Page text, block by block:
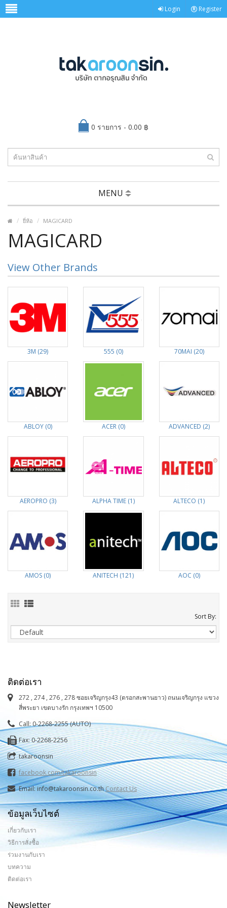
Login Register
0 รายการ - 0.00 ฿
MENU
ยี่ห้อ MAGICARD
MAGICARD
View Other Brands
3M (29) 555 (0) 70MAI (20)
ABLOY (0) ACER (0) ADVANCED (2)
AEROPRO (3) ALPHA TIME (1) ALTECO (1)
AMOS (0) ANITECH (121) AOC (0)
Sort By:
ติดต่อเรา
272 , 274 , 276 , 278 ซอยเจริญกรุง43 (ตรอกสะพานยาว) ถนนเจริญกรุง แขวง
สี่พระยา เขตบางรัก กรุงเทพฯ 10500
Call: 0-2268-2255 (AUTO)
Fax: 0-2268-2256
takaroonsin
facebook.com/takaroonsin
Email: info@takaroonsin.co.thContact Us
ข้อมูลเว็บไซต์
เกี่ยวกับเรา
วิธีการสั่งซื้อ
ร่วมงานกับเรา
บทความ
ติดต่อเรา
Newsletter